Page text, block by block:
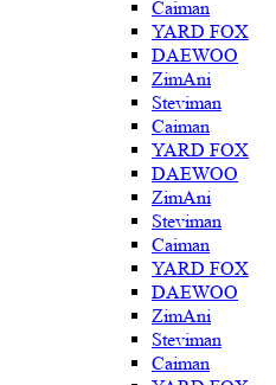
Caiman
YARD FOX
DAEWOO
ZimAni
Steviman
Caiman
YARD FOX
DAEWOO
ZimAni
Steviman
Caiman
YARD FOX
DAEWOO
ZimAni
Steviman
Caiman